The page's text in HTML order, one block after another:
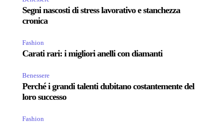
Segni nascosti di stress lavorativo e stanchezza
cronica
Fashion
Carati rari: i migliori anelli con diamanti
Benessere
Perché i grandi talenti dubitano costantemente del
loro successo
Fashion